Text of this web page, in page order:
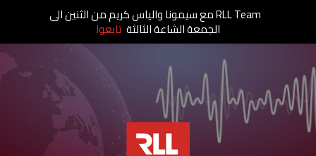
RLL Team مع سيمونا والياس كريم من الثنين الى
الجمعة الشاعة الثالثة تابعوا